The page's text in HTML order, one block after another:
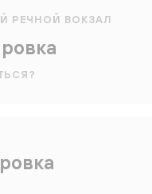
РЕЧНОЙ ВОКЗАЛ